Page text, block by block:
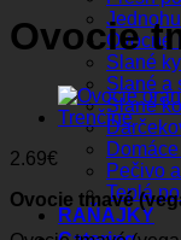
Ovocné
Slané
Slané a
Slané
Pečivo
Teplá
RAŇAJKY
Ovocie
2.69€
Ovocie tmavé